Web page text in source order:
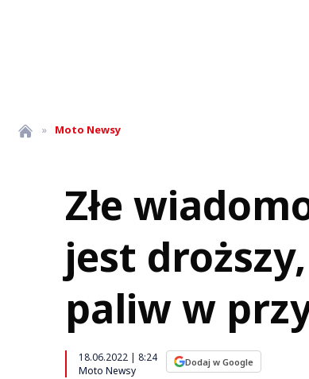
» Moto Newsy
Złe
jest
paliw w
18.06.2022 | 8:24
Moto Newsy
Dodaj w Google